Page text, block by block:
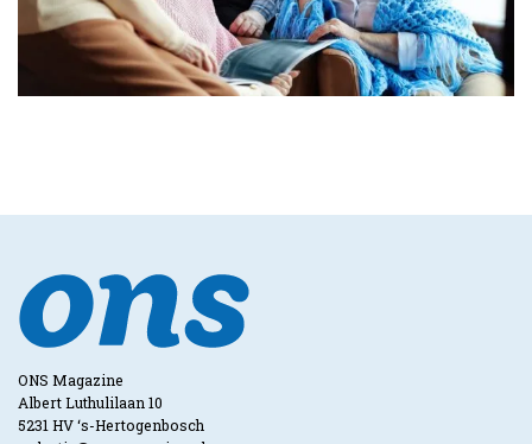
ONS Magazine
Albert Luthulilaan 10
5231 HV ‘s-Hertogenbosch